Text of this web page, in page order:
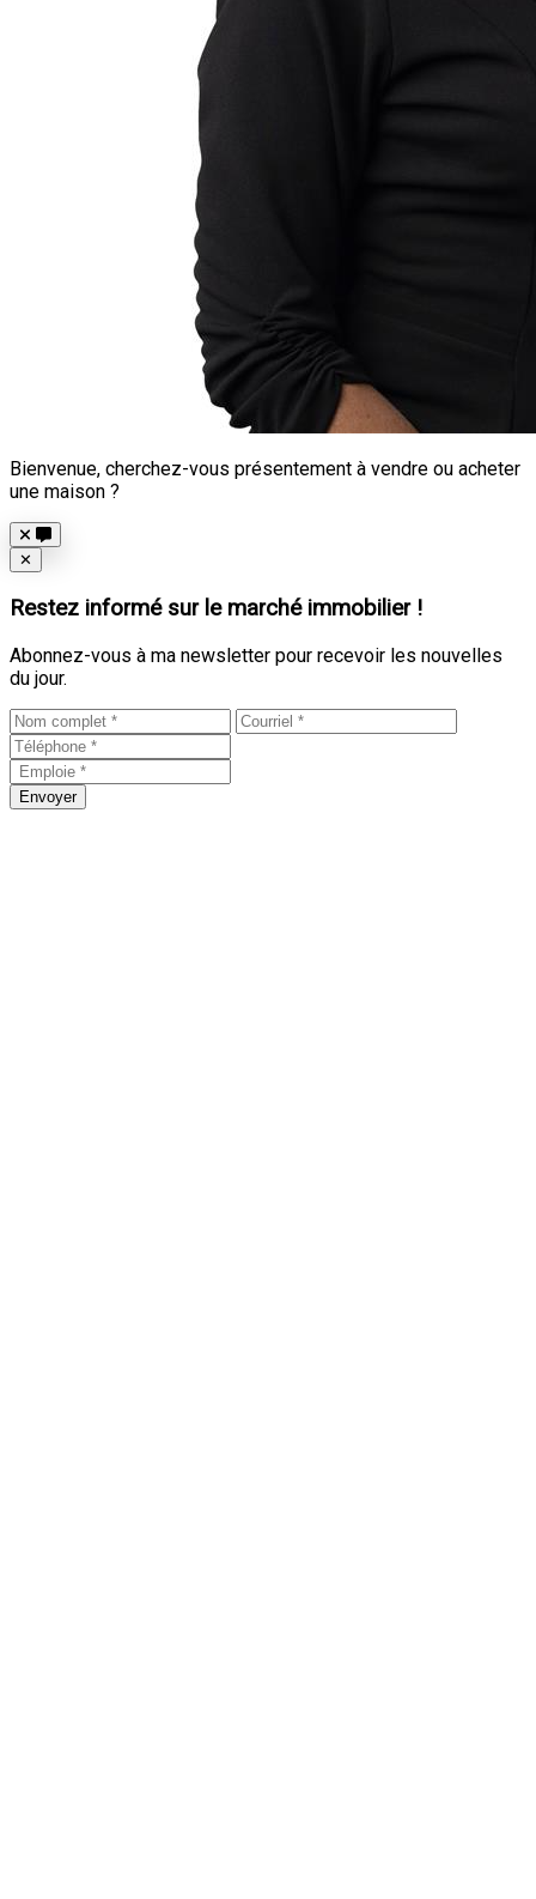
Bienvenue, cherchez-vous présentement à vendre ou acheter
une maison ?
Close
✕
Restez informé sur le marché immobilier !
Abonnez-vous à ma newsletter pour recevoir les nouvelles
du jour.
Envoyer